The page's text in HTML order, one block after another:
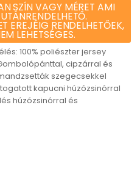
SZÍN VAGY MÉRET AMI
EREJÉIG RENDELHETŐEK,
LEHETSÉGES.
100% poliészter jersey
cipzárral és
szegecsekkel
kapucni húzózsinórral
húzózsinórral és